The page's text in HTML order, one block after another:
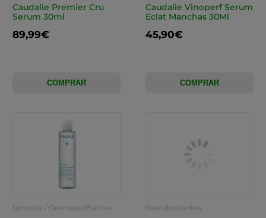
Caudalie Premier Cru
Serum 30ml
89,99€
COMPRAR
Caudalie Vinoperf Serum
Eclat Manchas 30Ml
45,90€
COMPRAR
Limpeza / Desmaquilhantes Desodorizantes